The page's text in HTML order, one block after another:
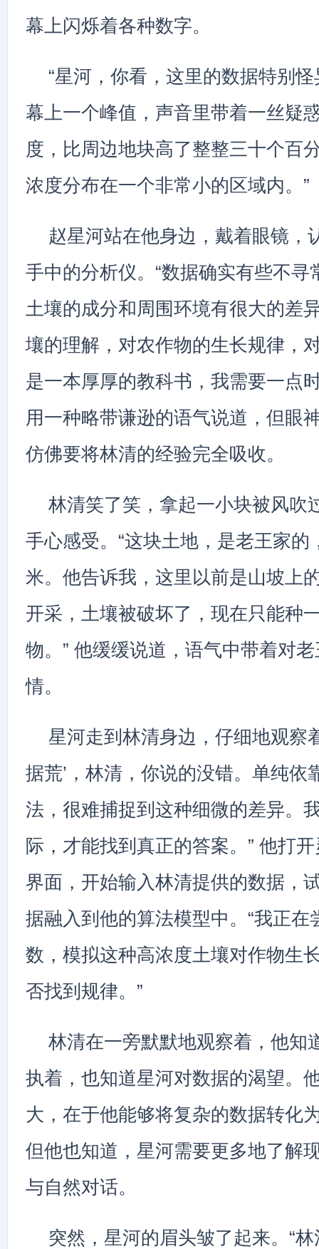
幕上闪烁着各种数字。
“星河，你看，这里的数据特别
幕上一个峰值，声音里带着一丝疑
度，比周边地块高了整整三十个百
浓度分布在一个非常小的区域内。”
赵星河站在他身边，戴着眼镜，
手中的分析仪。“数据确实有些不寻
土壤的成分和周围环境有很大的差
壤的理解，对农作物的生长规律，
是一本厚厚的教科书，我需要一点
用一种略带谦逊的语气说道，但眼
仿佛要将林清的经验完全吸收。
林清笑了笑，拿起一小块被风吹
手心感受。“这块土地，是老王家的
米。他告诉我，这里以前是山坡上
开采，土壤被破坏了，现在只能种
物。” 他缓缓说道，语气中带着对
情。
星河走到林清身边，仔细地观察
据荒’，林清，你说的没错。单纯依
法，很难捕捉到这种细微的差异。
际，才能找到真正的答案。” 他打
界面，开始输入林清提供的数据，
据融入到他的算法模型中。“我正在
数，模拟这种高浓度土壤对作物生
否找到规律。”
林清在一旁默默地观察着，他知
执着，也知道星河对数据的渴望。
大，在于他能够将复杂的数据转化
但他也知道，星河需要更多地了解
与自然对话。
突然，星河的眉头皱了起来。“